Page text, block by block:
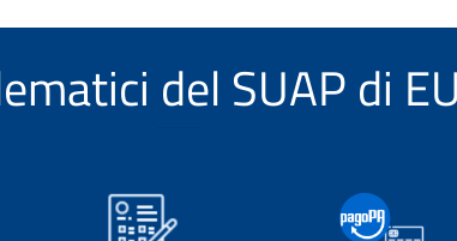
del SUAP di